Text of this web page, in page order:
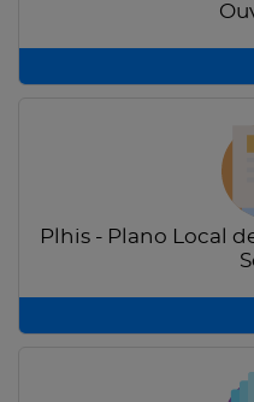
Plhis - Plano Local